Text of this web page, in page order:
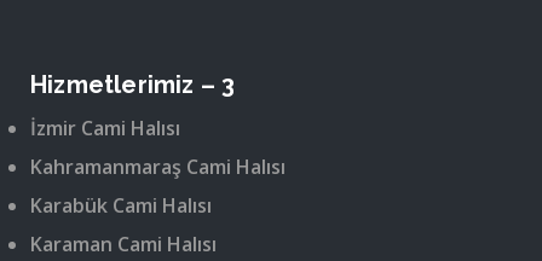
Hizmetlerimiz – 3
İzmir Cami Halısı
Kahramanmaraş Cami Halısı
Karabük Cami Halısı
Karaman Cami Halısı